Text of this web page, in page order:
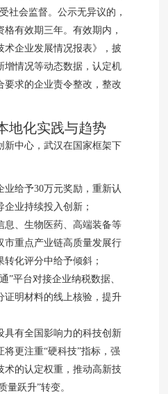
社会监督。公示无异议的，
有效期三年。有效期内，
术企业发展情况报表》，披
增情况等动态数据，认定机
要求的企业责令整改，整改
地化实践与趋势
新中心，武汉在国家框架下
业给予30万元奖励，重新认
业持续投入创新；
息、生物医药、高端装备等
市重点产业链高质量发展行
化评分中给予倾斜；
”平台对接企业纳税数据、
证明材料的线上核验，提升
具有全国影响力的科技创新
更注重“硬科技”指标，强
术的认定权重，推动高新技
量跃升”转变。